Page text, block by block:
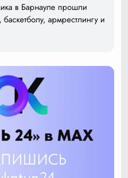
в Барнауле прошли
армрестлингу и